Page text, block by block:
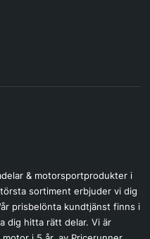
& motorsportprodukter i
sortiment erbjuder vi dig
prisbelönta kundtjänst finns i
dig hitta rätt delar. Vi är